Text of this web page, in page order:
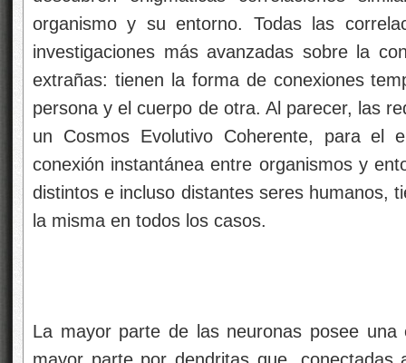
organismo y su entorno. Todas las
investigaciones más avanzadas sobre la
extrañas: tienen la forma de conexiones
persona y el cuerpo de otra. Al parecer, las
un Cosmos Evolutivo Coherente, para el
conexión instantánea entre organismos y
distintos e incluso distantes seres humanos,
la misma en todos los casos.
La mayor parte de las neuronas posee